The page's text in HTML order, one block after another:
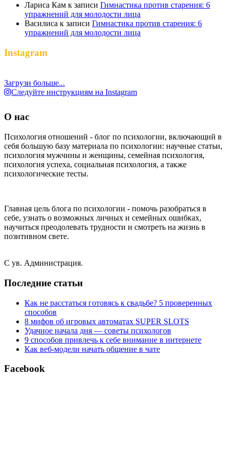
Лариса Кам к записи Гимнастика против старения: 6
упражнений для молодости лица
Василиса к записи Гимнастика против старения: 6
упражнений для молодости лица
Instagram
Загрузи больше...
Следуйте инструкциям на Instagram
О нас
Психология отношений - блог по психологии, включающий в
себя большую базу материала по психологии: научные статьи,
психология мужчины и женщины, семейная психология,
психология успеха, социальная психология, а также
психологические тесты.
Главная цель блога по психологии - помочь разобраться в
себе, узнать о возможных личных и семейных ошибках,
научиться преодолевать трудности и смотреть на жизнь в
позитивном свете.
С ув. Администрация.
Последние статьи
Как не расстаться готовясь к свадьбе? 5 проверенных
способов
8 мифов об игровых автоматах SUPER SLOTS
Удачное начала дня — советы психологов
9 способов привлечь к себе внимание в интернете
Как веб-модели начать общение в чате
Facebook